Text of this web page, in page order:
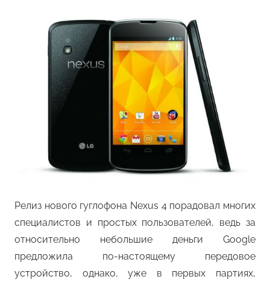
Релиз нового гуглофона Nexus 4 порадовал многих
специалистов и простых пользователей, ведь за
относительно небольшие деньги Google
предложила по-настоящему передовое
устройство, однако, уже в первых партиях,